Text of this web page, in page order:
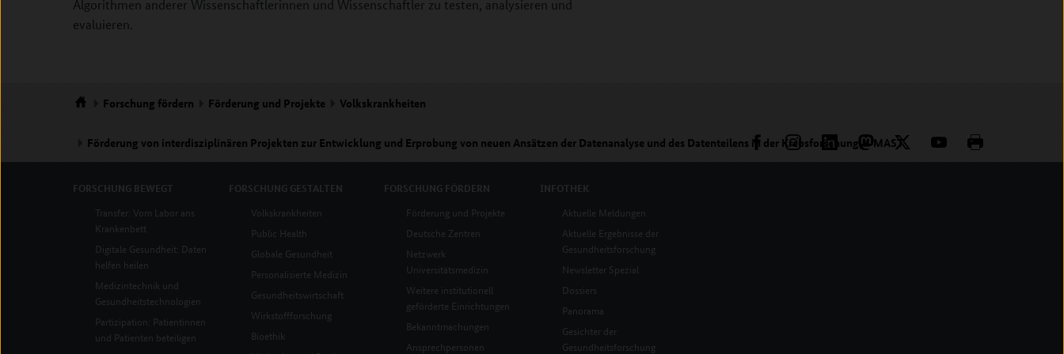
Algorithmen anderer Wissenschaftlerinnen und Wissenschaftler zu testen, analysieren und
evaluieren.
Forschung fördern Förderung und Projekte Volkskrankheiten
Förderung von interdisziplinären Projekten zur Entwicklung und Erprobung von neuen Ansätzen der Datenanalyse und des Datenteilens in der Krebsforschung MAST
Fraunhofer MEVIS
FORSCHUNG BEWEGT
Transfer: Vom Labor ans
Krankenbett
Digitale Gesundheit: Daten
helfen heilen
Medizintechnik und
Gesundheitstechnologien
Partizipation: Patientinnen
und Patienten beteiligen
FORSCHUNG GESTALTEN
Volkskrankheiten
Public Health
Globale Gesundheit
Personalisierte Medizin
Gesundheitswirtschaft
Wirkstoffforschung
Bioethik
FORSCHUNG FÖRDERN
Förderung und Projekte
Deutsche Zentren
Netzwerk
Universitätsmedizin
Weitere institutionell
geförderte Einrichtungen
Bekanntmachungen
Ansprechpersonen
INFOTHEK
Aktuelle Meldungen
Aktuelle Ergebnisse der
Gesundheitsforschung
Newsletter Spezial
Dossiers
Panorama
Gesichter der
Gesundheitsforschung